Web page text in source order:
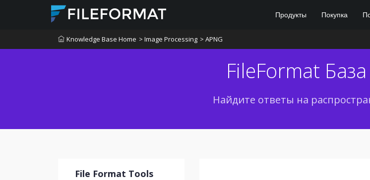
Продукты Покупка
Knowledge Base Home > Image Processing > APNG
FileFormat
Найдите ответы на
File Format Tools